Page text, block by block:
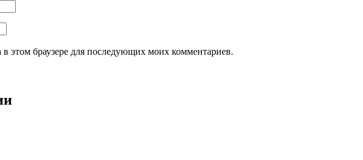
этом браузере для последующих моих комментариев.